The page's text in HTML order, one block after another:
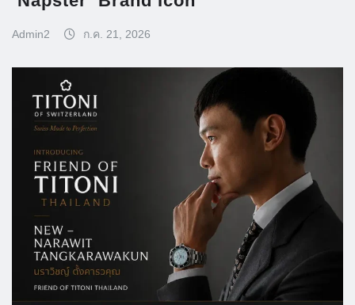
Admin2 ก.ค. 21, 2026